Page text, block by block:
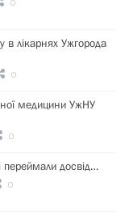
в лікарнях Ужгорода
0
медицини УжНУ
0
переймали досвід…
0